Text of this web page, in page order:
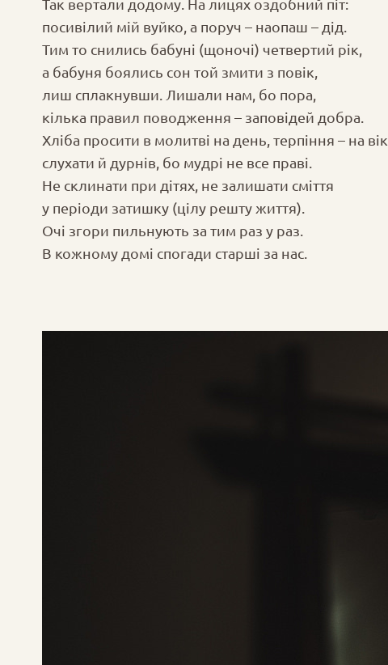
Так вертали додому. На лицях оздобний піт:
посивілий мій вуйко, а поруч – наопаш – дід.
Тим то снились бабуні (щоночі) четвертий рік,
а бабуня боялись сон той змити з повік,
лиш сплакнувши. Лишали нам, бо пора,
кілька правил поводження – заповідей добра.
Хліба просити в молитві на день, терпіння – на вік,
слухати й дурнів, бо мудрі не все праві.
Не склинати при дітях, не залишати сміття
у періоди затишку (цілу решту життя).
Очі згори пильнують за тим раз у раз.
В кожному домі спогади старші за нас.